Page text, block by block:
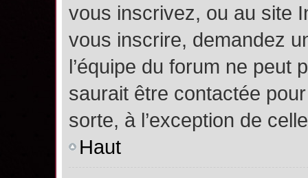
vous inscrivez, ou au site
vous inscrire, demandez
l’équipe du forum ne peut
saurait être contactée
sorte, à l’exception de
Haut